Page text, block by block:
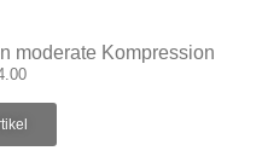
moderate Kompression